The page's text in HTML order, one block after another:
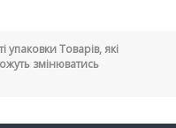
упаковки Товарів, які
змінюватись